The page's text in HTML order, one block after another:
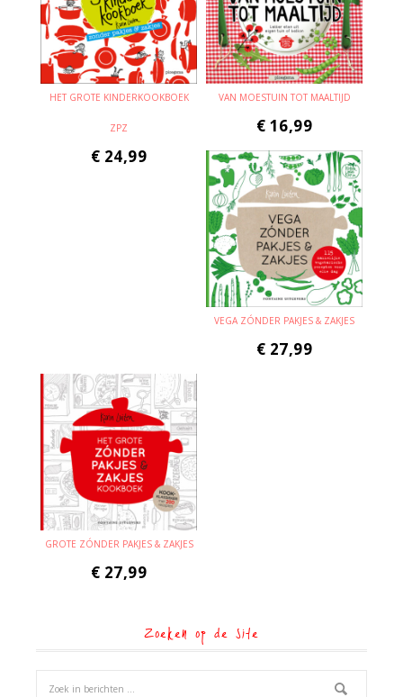
HET GROTE KINDERKOOKBOEK
ZPZ
€ 24,99
VAN MOESTUIN TOT MAALTIJD
€ 16,99
VEGA ZÓNDER PAKJES & ZAKJES
€ 27,99
GROTE ZÓNDER PAKJES & ZAKJES
€ 27,99
Zoeken op de site